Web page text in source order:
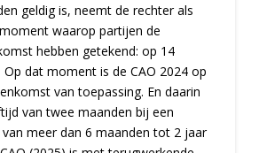
geldig is, neemt de rechter als
waarop partijen de
hebben getekend: op 14
dat moment is de CAO 2024 op
van toepassing. En daarin
van twee maanden bij een
meer dan 6 maanden tot 2 jaar